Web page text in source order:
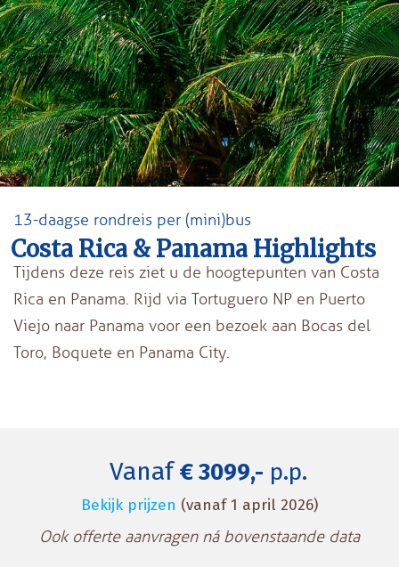
13-daagse rondreis per (mini)bus
Costa Rica & Panama Highlights
Tijdens deze reis ziet u de hoogtepunten van Costa
Rica en Panama. Rijd via Tortuguero NP en Puerto
Viejo naar Panama voor een bezoek aan Bocas del
Toro, Boquete en Panama City.
Vanaf€ 3099,- p.p.
Bekijk prijzen (vanaf 1 april 2026)
Ook offerte aanvragen ná bovenstaande data